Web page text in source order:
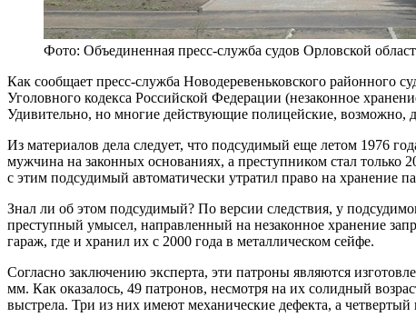
Фото: Объединенная пресс-служба судов Орловской
Как сообщает пресс-служба Новодеревеньковского районного
Уголовного кодекса Российской Федерации (незаконное
Удивительно, но многие действующие полицейские, возможно,
Из материалов дела следует, что подсудимый еще летом 1976
мужчина на законных основаниях, а преступником стал
с этим подсудимый автоматически утратил право на хранение
Знал ли об этом подсудимый? По версии следствия, у
преступный умысел, направленный на незаконное хранение
гараж, где и хранил их с 2000 года в металлическом сейфе.
Согласно заключению эксперта, эти патроны являются
мм. Как оказалось, 49 патронов, несмотря на их солидный
выстрела. Три из них имеют механические дефекта, а